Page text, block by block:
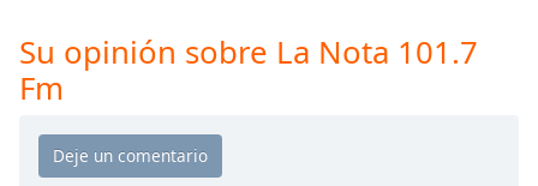
close
the
window.
Color
Su opinión sobre La Nota 101.7
Fm